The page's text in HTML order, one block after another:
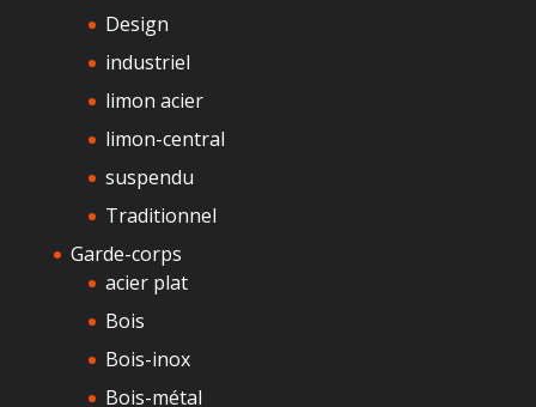
Design
industriel
limon acier
limon-central
suspendu
Traditionnel
Garde-corps
acier plat
Bois
Bois-inox
Bois-métal